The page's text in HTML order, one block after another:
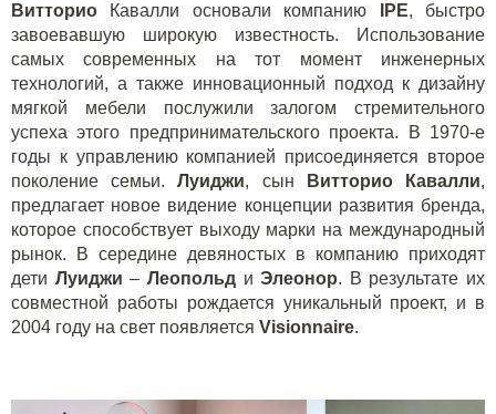
Витторио Кавалли основали компанию IPE, быстро
завоевавшую широкую известность. Использование
самых современных на тот момент инженерных
технологий, а также инновационный подход к дизайну
мягкой мебели послужили залогом стремительного
успеха этого предпринимательского проекта. В 1970-е
годы к управлению компанией присоединяется второе
поколение семьи.Луиджи, сын Витторио Кавалли,
предлагает новое видение концепции развития бренда,
которое способствует выходу марки на международный
рынок. В середине девяностых в компанию приходят
дети Луиджи – ЛеопольдиЭлеонор. В результате их
совместной работы рождается уникальный проект, и в
2004 году на свет появляется Visionnaire.